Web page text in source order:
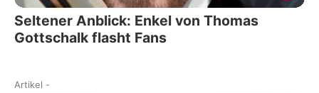
Seltener Anblick: Enkel von Thomas
Gottschalk flasht Fans
Artikel -